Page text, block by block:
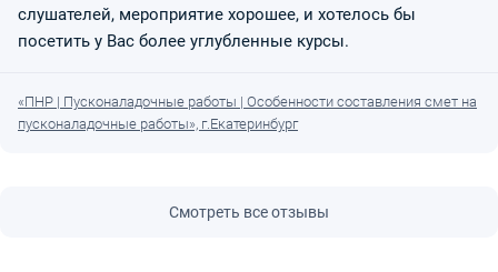
слушателей, мероприятие хорошее, и хотелось бы
посетить у Вас более углубленные курсы.
«ПНР | Пусконаладочные работы | Особенности составления смет на
пусконаладочные работы», г.Екатеринбург
Смотреть все отзывы